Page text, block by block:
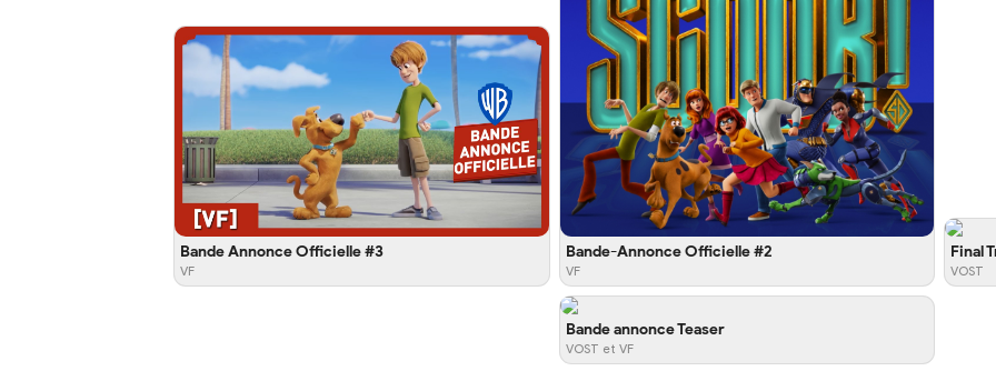
Bande Annonce Officielle #3
VF
Bande-Annonce Officielle #2
VF
Final
VOST
Bande annonce Teaser
VOST et VF